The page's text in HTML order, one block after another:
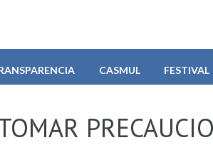
CASMUL FESTIVAL